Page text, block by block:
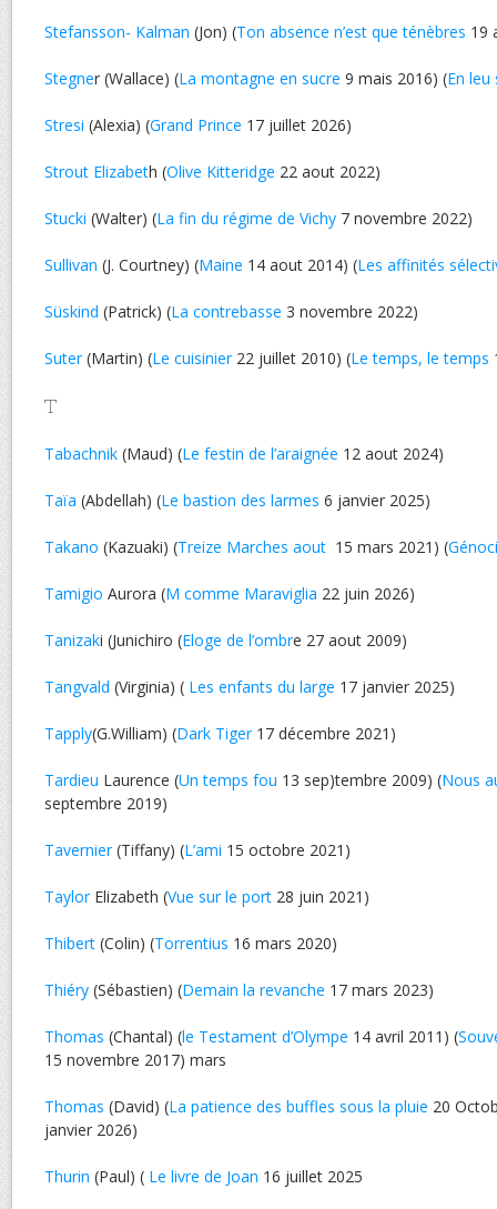
Stefansson- Kalman (Jon) (Ton absence n’est que ténèbres 19
Stegner (Wallace) (La montagne en sucre 9 mais 2016) (En leu
Stresi (Alexia) (Grand Prince 17 juillet 2026)
Strout Elizabeth (Olive Kitteridge 22 aout 2022)
Stucki (Walter) (La fin du régime de Vichy 7 novembre 2022)
Sullivan (J. Courtney) (Maine 14 aout 2014) (Les affinités
Süskind (Patrick) (La contrebasse 3 novembre 2022)
Suter(Martin) (Le cuisinier22 juillet 2010) (Le temps, le temps
T
Tabachnik (Maud) (Le festin de l’araignée 12 aout 2024)
Taïa (Abdellah) (Le bastion des larmes 6 janvier 2025)
Takano (Kazuaki) (Treize Marches aout 15 mars 2021) (
Tamigio Aurora (M comme Maraviglia 22 juin 2026)
Tanizaki (Junichiro (Eloge de l’ombre 27 aout 2009)
Tangvald (Virginia) ( Les enfants du large 17 janvier 2025)
Tapply(G.William) (Dark Tiger17 décembre 2021)
Tardieu Laurence (Un temps fou 13 sep)tembre 2009) (Nous
septembre 2019)
Tavernier(Tiffany) (L’ami 15 octobre 2021)
TaylorElizabeth (Vue sur le port 28 juin 2021)
Thibert (Colin) (Torrentius 16 mars 2020)
Thiéry (Sébastien) (Demain la revanche 17 mars 2023)
Thomas (Chantal) (le Testament d’Olympe 14 avril 2011) (
15 novembre 2017) mars
Thomas (David) (La patience des buffles sous la pluie 20
janvier 2026)
Thurin (Paul) ( Le livre de Joan 16 juillet 2025